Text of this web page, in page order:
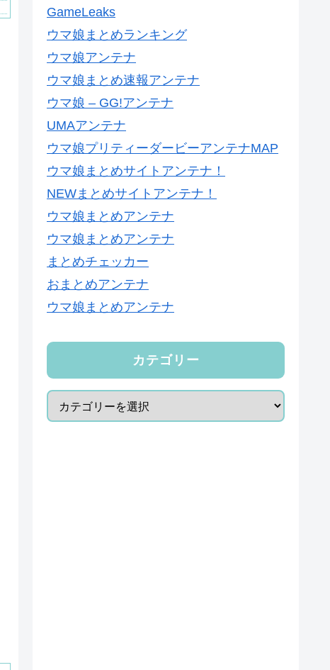
GameLeaks
ウマ娘まとめランキング
ウマ娘アンテナ
ウマ娘まとめ速報アンテナ
ウマ娘 – GG!アンテナ
UMAアンテナ
ウマ娘プリティーダービーアンテナMAP
ウマ娘まとめサイトアンテナ！
NEWまとめサイトアンテナ！
ウマ娘まとめアンテナ
ウマ娘まとめアンテナ
まとめチェッカー
おまとめアンテナ
ウマ娘まとめアンテナ
カテゴリー